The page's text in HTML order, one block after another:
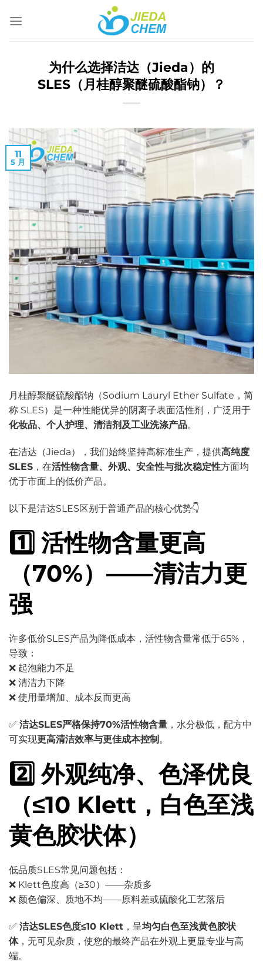
为什么选择洁达（Jieda）的
SLES（月桂醇聚醚硫酸酯钠）？
11
5 月
月桂醇聚醚硫酸酯钠（Sodium Lauryl Ether Sulfate，简
称 SLES）是一种性能优异的阴离子表面活性剂，广泛用于
化妆品、个人护理、清洁剂及工业洗涤产品。
在洁达（Jieda），我们始终坚持高标准生产，提供高纯度
SLES ，在活性物含量、外观、安全性与批次稳定性方面均
优于市面上的低价产品。
以下是洁达SLES区别于普通产品的核心优势👇
1️⃣ 活性物含量更高
（70%）——清洁力更
强
许多低价SLES产品为降低成本，活性物含量常低于65%，
导致：
❌ 起泡能力不足
❌ 清洁力下降
❌ 使用量增加、成本反而更高
✅ 洁达SLES严格保持70%活性物含量 ，水分极低，配方中
可实现更高清洁效率与更佳成本控制 。
2️⃣ 外观纯净、色泽优良
（≤10 Klett，白色至浅
黄色胶状体）
低品质SLES常见问题包括：
❌ Klett色度高（≥30）——杂质多
❌ 颜色偏深、质地不均——原料差或硫酸化工艺落后
✅ 洁达SLES色度≤10 Klett ，呈均匀白色至浅黄色胶状
体，无可见杂质，使您的最终产品在外观上更显专业与高
端。